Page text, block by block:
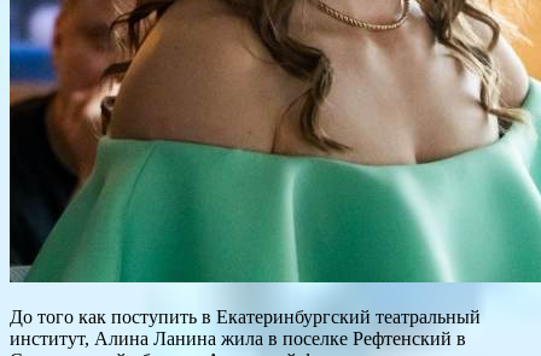
До того как поступить в Екатеринбургский театральный
институт, Алина Ланина жила в поселке Рефтенский в